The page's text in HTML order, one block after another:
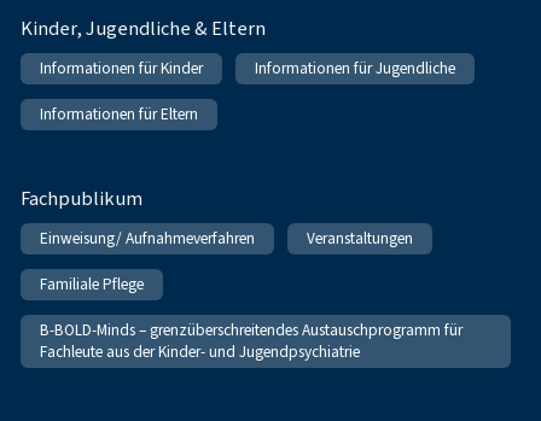
Kinder, Jugendliche & Eltern
Informationen für Kinder Informationen für Jugendliche
Informationen für Eltern
Fachpublikum
Einweisung/ Aufnahmeverfahren Veranstaltungen
Familiale Pflege
B-BOLD-Minds – grenzüberschreitendes Austauschprogramm für
Fachleute aus der Kinder- und Jugendpsychiatrie